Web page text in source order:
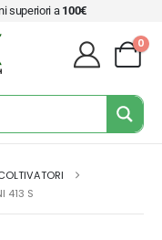
superiori a 100€
0
413 S